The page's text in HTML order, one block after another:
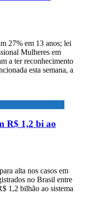
27% em 13 anos; lei
Mulheres em
a ter reconhecimento
esta semana, a
R$ 1,2 bi ao
alta nos casos em
no Brasil entre
1,2 bilhão ao sistema